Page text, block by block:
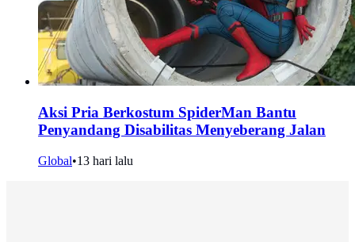
Aksi Pria Berkostum SpiderMan Bantu
Penyandang Disabilitas Menyeberang Jalan
Global•13 hari lalu